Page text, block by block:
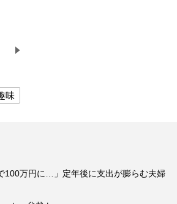
味
100万円に…」定年後に支出が膨らむ夫婦